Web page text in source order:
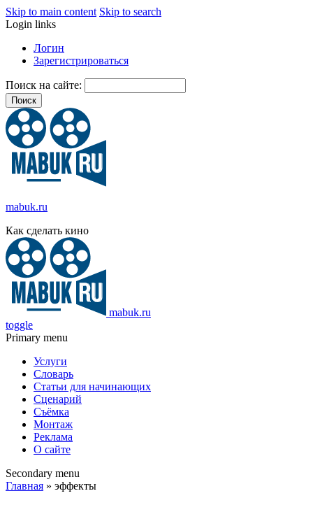
Skip to main content Skip to search
Login links
Логин
Зарегистрироваться
Поиск на сайте:
mabuk.ru
Как сделать кино
mabuk.ru
toggle
Primary menu
Услуги
Словарь
Статьи для начинающих
Сценарий
Съёмка
Монтаж
Реклама
О сайте
Secondary menu
Главная » эффекты